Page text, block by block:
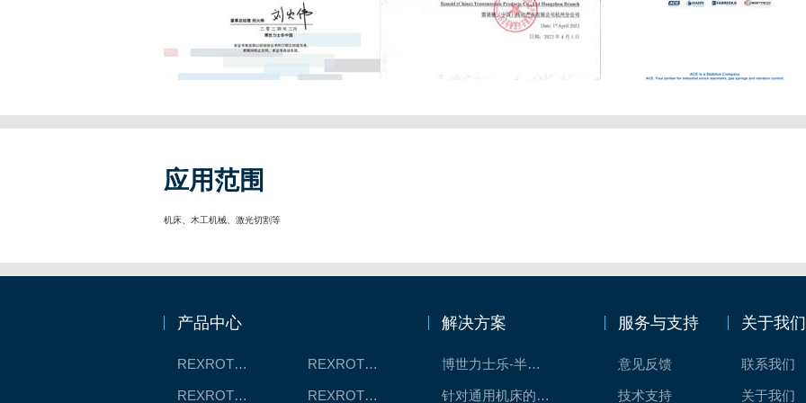
应用范围
机床、木工机械、激光切割等
产品中心
REXROTH工厂解决方案 REXROTH/力士乐线性产品
REXROTH丝杠螺母 REXROTH直线模组
解决方案
博世力士乐-半导体工业的自动控制解决方案
针对通用机床的CNC系统解决方案
服务与支持
意见反馈
技术支持
关于我们
联系我们
关于我们